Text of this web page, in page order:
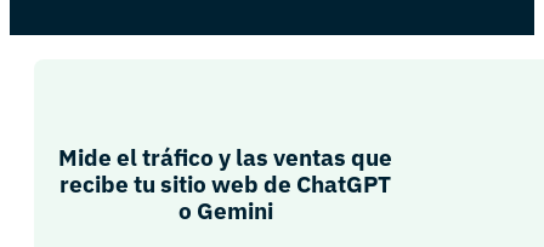
Mide el tráfico y las ventas que
recibe tu sitio web de ChatGPT
o Gemini​